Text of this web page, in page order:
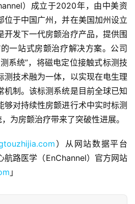
）成立于2020年，由中美资
位于中国广州，并在美国加州设立
开发下一代房颤治疗产品，提供围
一站式房颤治疗解决方案。公司
系统”，将磁电定位接触式标测技
测技术融为一体，以实现在电生理
机制。该标测系统是目前全球已知
够对持续性房颤进行术中实时标测
为房颤治疗带来了突破性进展。
）从网站数据平台
航路医学（EnChannel）官方网站
」